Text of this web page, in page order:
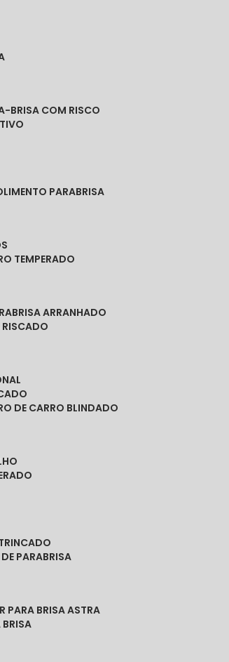
BRISA COM RISCO
PARABRISA
TEMPERADO
ARRANHADO
RISCADO
DE CARRO BLINDADO
DE PARABRISA
PARA BRISA ASTRA
BRISA